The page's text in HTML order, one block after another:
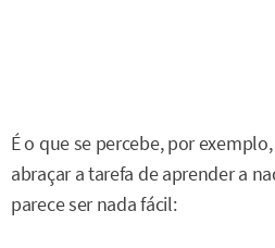
É o que se percebe, por
abraçar a tarefa de aprender a
parece ser nada fácil: